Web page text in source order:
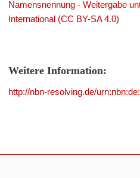
Namensnennung - Weitergabe
International (CC BY-SA 4.0)
Weitere Information:
http://nbn-resolving.de/